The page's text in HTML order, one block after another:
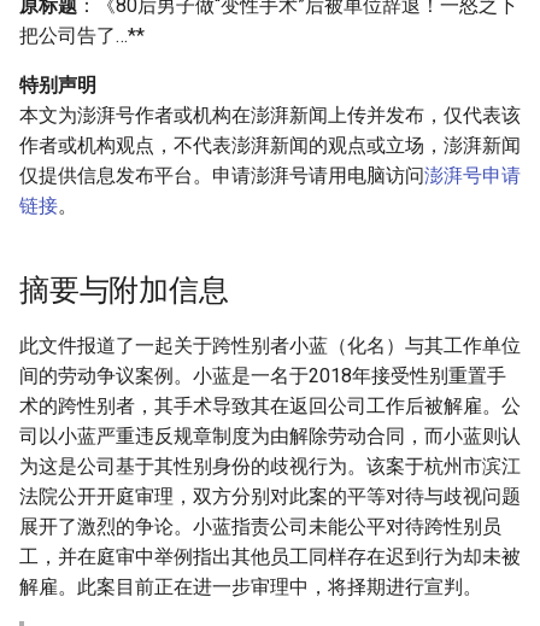
原标题 ：《80后男子做“变性手术”后被单位辞退！一怒之下
把公司告了…**
特别声明
本文为澎湃号作者或机构在澎湃新闻上传并发布，仅代表该
作者或机构观点，不代表澎湃新闻的观点或立场，澎湃新闻
仅提供信息发布平台。申请澎湃号请用电脑访问澎湃号申请
链接。
摘要与附加信息
此文件报道了一起关于跨性别者小蓝（化名）与其工作单位
间的劳动争议案例。小蓝是一名于2018年接受性别重置手
术的跨性别者，其手术导致其在返回公司工作后被解雇。公
司以小蓝严重违反规章制度为由解除劳动合同，而小蓝则认
为这是公司基于其性别身份的歧视行为。该案于杭州市滨江
法院公开开庭审理，双方分别对此案的平等对待与歧视问题
展开了激烈的争论。小蓝指责公司未能公平对待跨性别员
工，并在庭审中举例指出其他员工同样存在迟到行为却未被
解雇。此案目前正在进一步审理中，将择期进行宣判。